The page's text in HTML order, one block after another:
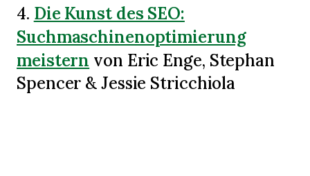
4. Die Kunst des SEO:
Suchmaschinenoptimierung
meistern von Eric Enge, Stephan
Spencer & Jessie Stricchiola